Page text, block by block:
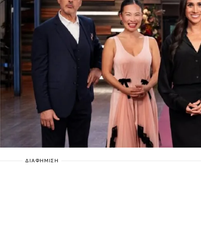
ΔΙΑΦΗΜΙΣΗ